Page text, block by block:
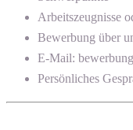
Arbeitszeugnisse
Bewerbung über
E-Mail:
Persönliches